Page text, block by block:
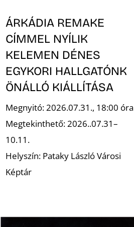
ÁRKÁDIA REMAKE
CÍMMEL NYÍLIK
KELEMEN DÉNES
EGYKORI HALLGATÓNK
ÖNÁLLÓ KIÁLLÍTÁSA
Megnyitó: 2026.07.31., 18:00 óra
Megtekinthető: 2026..07.31–
10.11.
Helyszín: Pataky László Városi
Képtár